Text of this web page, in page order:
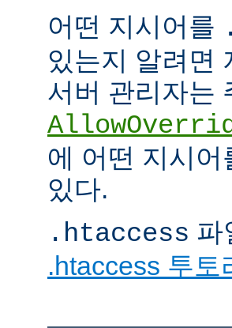
어떤 지시어를
있는지 알려면
서버 관리자는
에 어떤 지시
있다.
.htaccess 파
.htaccess 투토